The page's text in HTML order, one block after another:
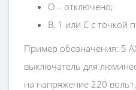
О – отключено;
В, 1 или С с точкой
Пример обозначения: 5
выключатель для
на напряжение 220